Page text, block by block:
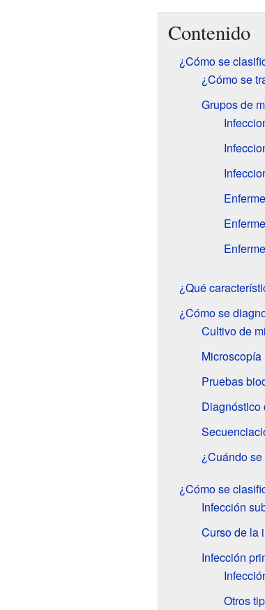
Contenido
¿Cómo se
¿Cómo se
Grupos de
¿Qué
¿Cómo se
Cultivo de
Microscopía
Pruebas
Diagnóstico
¿Cuándo
¿Cómo se
Infección
Curso de la
Infección
Otros